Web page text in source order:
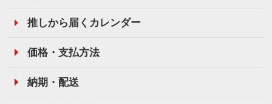
推しから届くカレンダー
価格・支払方法
納期・配送